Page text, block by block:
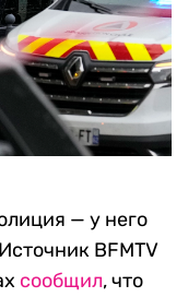
— у него
BFMTV
сообщил, что